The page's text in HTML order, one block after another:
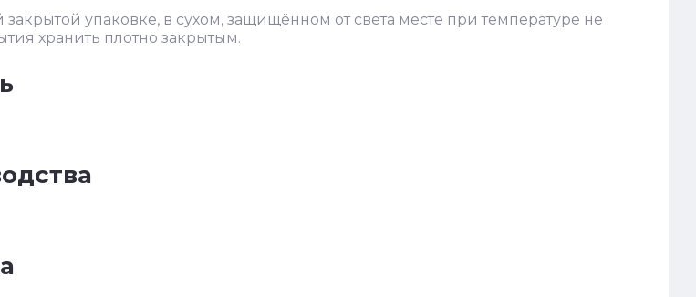
упаковке, в сухом, защищённом от света месте при температуре не
хранить плотно закрытым.